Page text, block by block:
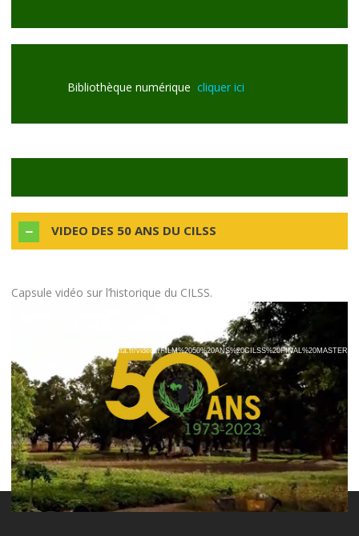
Bibliothèque numérique cliquer ici
VIDEO DES 50 ANS DU CILSS
Capsule vidéo sur l’historique du CILSS.
Media error: Format(s) not supported or source(s) not found
https://webagrhymet.openvista.fr/videos/